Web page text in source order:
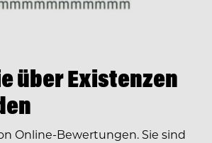
über Existenzen
Online-Bewertungen. Sie sind